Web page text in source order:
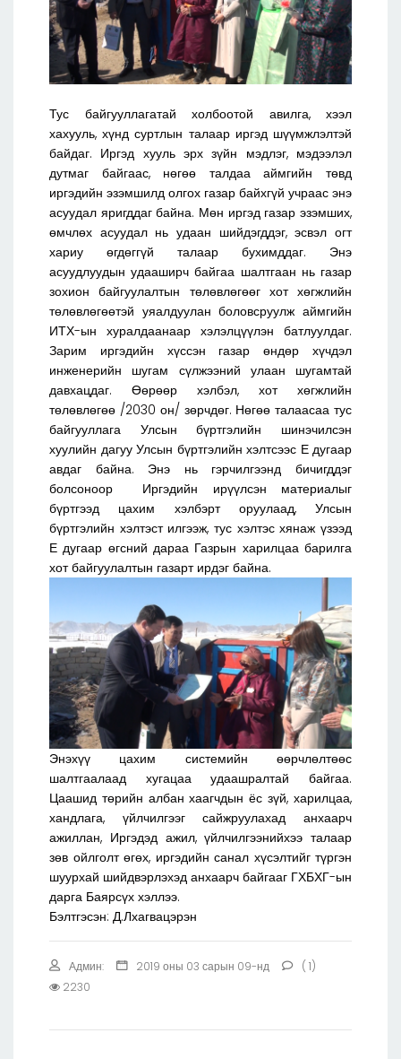
Тус байгууллагатай холбоотой авилга, хээл
хахууль, хүнд суртлын талаар иргэд шүүмжлэлтэй
байдаг. Иргэд хууль эрх зүйн мэдлэг, мэдээлэл
дутмаг байгаас, нөгөө талдаа аймгийн төвд
иргэдийн эзэмшилд олгох газар байхгүй учраас энэ
асуудал яригддаг байна. Мөн иргэд газар эзэмших,
өмчлөх асуудал нь удаан шийдэгддэг, эсвэл огт
хариу өгдөггүй талаар бухимддаг. Энэ
асуудлуудын удааширч байгаа шалтгаан нь газар
зохион байгуулалтын төлөвлөгөөг хот хөгжлийн
төлөвлөгөөтэй уяалдуулан боловсруулж аймгийн
ИТХ-ын хуралдаанаар хэлэлцүүлэн батлуулдаг.
Зарим иргэдийн хүссэн газар өндөр хүчдэл
инженерийн шугам сүлжээний улаан шугамтай
давхацдаг. Өөрөөр хэлбэл, хот хөгжлийн
төлөвлөгөө /2030 он/ зөрчдөг. Нөгөө талаасаа тус
байгууллага Улсын бүртгэлийн шинэчилсэн
хуулийн дагуу Улсын бүртгэлийн хэлтсээс Е дугаар
авдаг байна. Энэ нь гэрчилгээнд бичигддэг
болсоноор Иргэдийн ирүүлсэн материалыг
бүртгээд цахим хэлбэрт оруулаад, Улсын
бүртгэлийн хэлтэст илгээж, тус хэлтэс хянаж үзээд
Е дугаар өгсний дараа Газрын харилцаа барилга
хот байгуулалтын газарт ирдэг байна.
Энэхүү цахим системийн өөрчлөлтөөс
шалтгаалаад хугацаа удаашралтай байгаа.
Цаашид төрийн албан хаагчдын ёс зүй, харилцаа,
хандлага, үйлчилгээг сайжруулахад анхаарч
ажиллан, Иргэдэд ажил, үйлчилгээнийхээ талаар
зөв ойлголт өгөх, иргэдийн санал хүсэлтийг түргэн
шуурхай шийдвэрлэхэд анхаарч байгааг ГХБХГ-ын
дарга Баярсүх хэллээ.
Бэлтгэсэн: Д.Лхагвацэрэн
Админ: 2019 оны 03 сарын 09-нд
( 1)
2230